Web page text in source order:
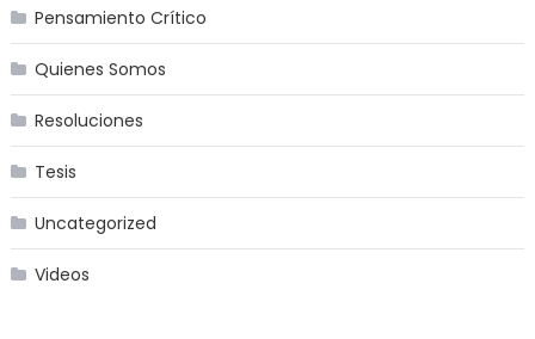
Pensamiento Crítico
Quienes Somos
Resoluciones
Tesis
Uncategorized
Videos